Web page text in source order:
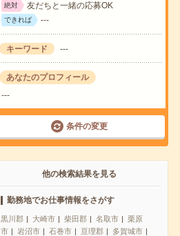
絶対 友だちと一緒の応募OK
できれば ---
キーワード ---
あなたのプロフィール
---
条件の変更
他の検索結果を見る
勤務地でお仕事情報をさがす
黒川郡 大崎市 柴田郡 名取市
栗原
市
岩沼市 石巻市 亘理郡
多賀城市